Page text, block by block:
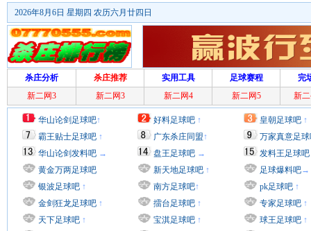
2026年8月6日 星期四 农历六月廿四日
杀庄分析 杀庄推荐 实用工具 足球赛程
完
新二网3
新二网3 新二网4 新二网5 新
华山论剑足球吧↑
霸王贴士足球吧 ↑
华山论剑发料吧 →
黄金万两足球吧
银波足球吧 ↑
金剑狂龙足球吧 ↑
天下足球吧 ↑
好料足球吧 ↑
广东杀庄同盟↑
盘王足球吧 →
新天地足球吧 ↑
南方足球吧↑
擂台足球吧 ↑
宝淇足球吧 ↑
皇朝足球吧 ↑
万家真意足
发料王足球吧
足球爆料吧→
pk足球吧 ↑
专家足球吧 ↑
球王足球吧 ↑